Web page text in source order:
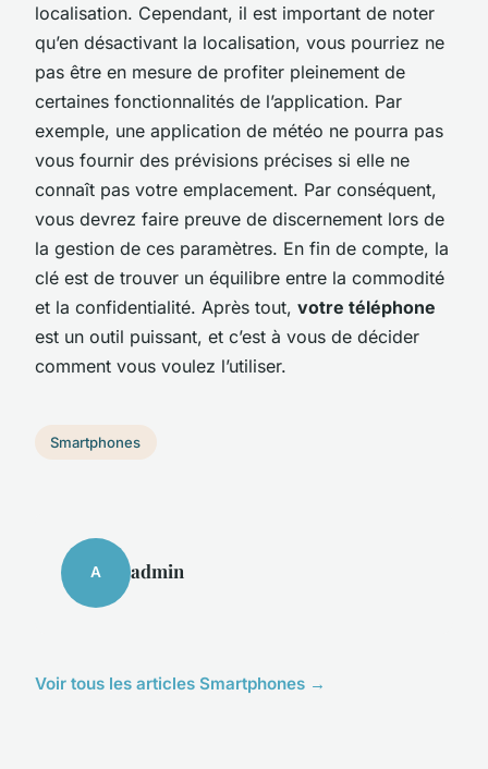
localisation. Cependant, il est important de noter
qu’en désactivant la localisation, vous pourriez ne
pas être en mesure de profiter pleinement de
certaines fonctionnalités de l’application. Par
exemple, une application de météo ne pourra pas
vous fournir des prévisions précises si elle ne
connaît pas votre emplacement. Par conséquent,
vous devrez faire preuve de discernement lors de
la gestion de ces paramètres. En fin de compte, la
clé est de trouver un équilibre entre la commodité
et la confidentialité. Après tout, votre téléphone
est un outil puissant, et c’est à vous de décider
comment vous voulez l’utiliser.
Smartphones
A admin
Voir tous les articles Smartphones →